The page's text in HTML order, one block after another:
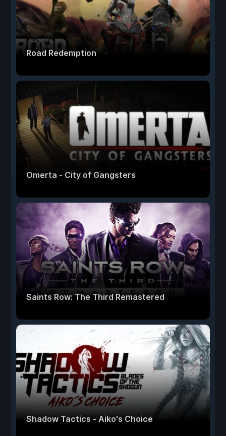
Road Redemption
Omerta - City of Gangsters
Saints Row: The Third Remastered
Shadow Tactics - Aiko's Choice